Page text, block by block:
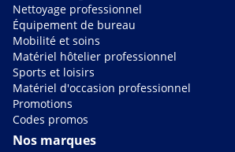
Nettoyage professionnel
Équipement de bureau
Mobilité et soins
Matériel hôtelier professionnel
Sports et loisirs
Matériel d'occasion professionnel
Promotions
Codes promos
Nos marques